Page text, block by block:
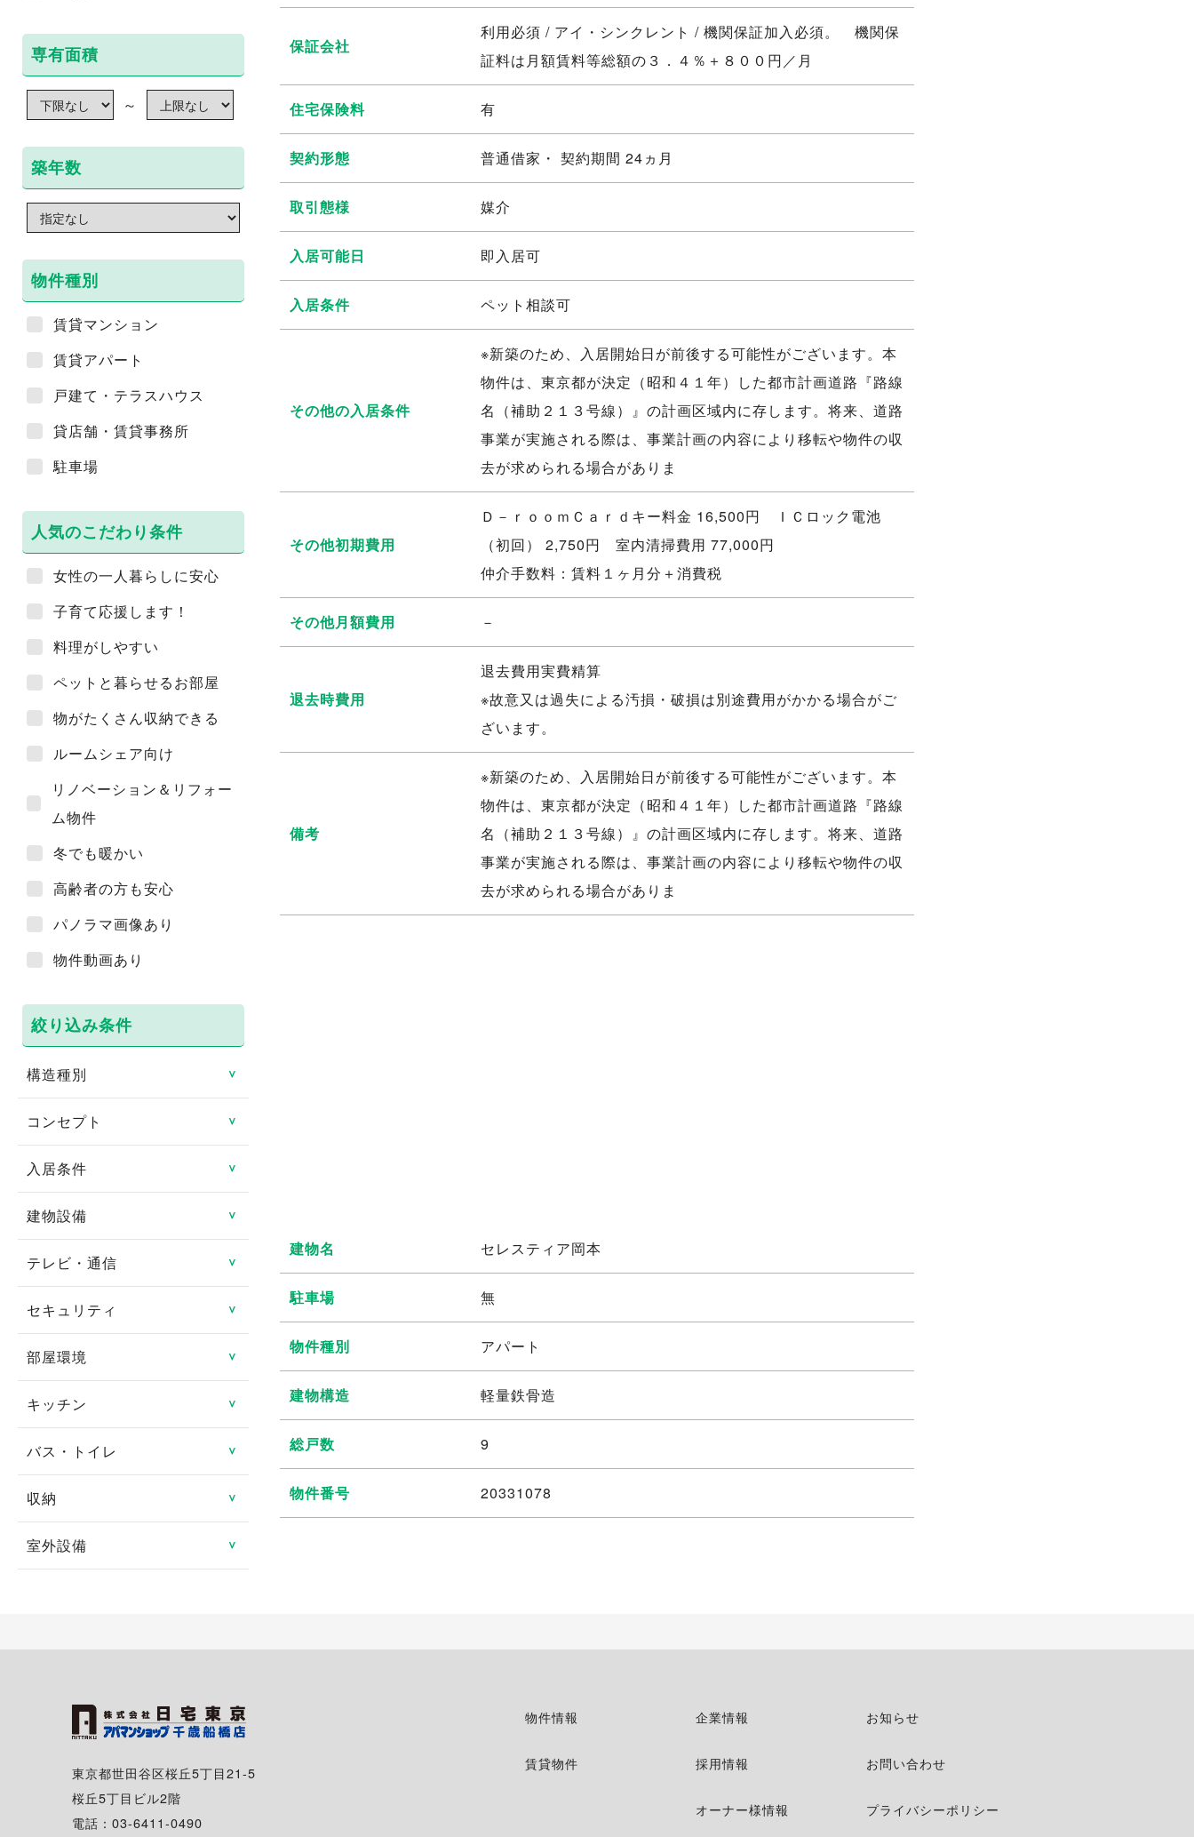
専有面積
～
築年数
物件種別
賃貸マンション
賃貸アパート
戸建て・テラスハウス
貸店舗・賃貸事務所
駐車場
人気のこだわり条件
女性の一人暮らしに安心
子育て応援します！
料理がしやすい
ペットと暮らせるお部屋
物がたくさん収納できる
ルームシェア向け
リノベーション＆リフォー
ム物件
冬でも暖かい
高齢者の方も安心
パノラマ画像あり
物件動画あり
絞り込み条件
構造種別 ＞
鉄骨造
鉄筋コンクリート造
鉄骨鉄筋コンクリート造
軽量鉄骨造
木造
コンセプト ＞
リノベーション物件
リフォーム済み
日当たり良好
閑静な住宅街
タイル貼り
デザイナーズ賃貸物件
分譲賃貸
入居条件 ＞
即入居可
ペット相談可
連帯保証人不要
女性限定
ルームシェア可
高齢者向け
建物設備 ＞
エレベータ
バリアフリー
ゴミ集積場
宅配ボックス
オール電化
テレビ・通信 ＞
CATV
CSアンテナ
インターネット対応
地デジ対応TV付
光ファイバー
セキュリティ ＞
TVインターフォン
オートロック
24時間緊急対応
管理人あり
部屋環境 ＞
フローリング
ロフト
エアコン
1階
角部屋
バルコニー・ベランダ
出窓
南向き
キッチン ＞
システムキッチン
ＩＨクッキングヒータ
コンロ2口以上
ディスポーザー
バス・トイレ ＞
室内洗濯機置き場
追い焚き
温水洗浄暖房便座
浴室換気乾燥機
収納 ＞
トランクルーム
ウォークインクローゼッ
ト
室外設備 ＞
バイク置き場
保証会社
利用必須 / アイ・シンクレント / 機関保証加入必須。 機関保
証料は月額賃料等総額の３．４％＋８００円／月
住宅保険料 有
契約形態 普通借家・ 契約期間 24ヵ月
取引態様 媒介
入居可能日 即入居可
入居条件 ペット相談可
その他の入居条件
※新築のため、入居開始日が前後する可能性がございます。本
物件は、東京都が決定（昭和４１年）した都市計画道路『路線
名（補助２１３号線）』の計画区域内に存します。将来、道路
事業が実施される際は、事業計画の内容により移転や物件の収
去が求められる場合がありま
その他初期費用
Ｄ－ｒｏｏｍＣａｒｄキー料金 16,500円 ＩＣロック電池
（初回） 2,750円 室内清掃費用 77,000円
仲介手数料：賃料１ヶ月分＋消費税
その他月額費用 －
退去時費用
退去費用実費精算
※故意又は過失による汚損・破損は別途費用がかかる場合がご
ざいます。
備考
※新築のため、入居開始日が前後する可能性がございます。本
物件は、東京都が決定（昭和４１年）した都市計画道路『路線
名（補助２１３号線）』の計画区域内に存します。将来、道路
事業が実施される際は、事業計画の内容により移転や物件の収
去が求められる場合がありま
建物名 セレスティア岡本
駐車場 無
物件種別 アパート
建物構造 軽量鉄骨造
総戸数 9
物件番号 20331078
東京都世田谷区桜丘5丁目21-5
桜丘5丁目ビル2階
電話：03-6411-0490
物件情報
賃貸物件
企業情報
採用情報
オーナー様情報
お知らせ
お問い合わせ
プライバシーポリシー